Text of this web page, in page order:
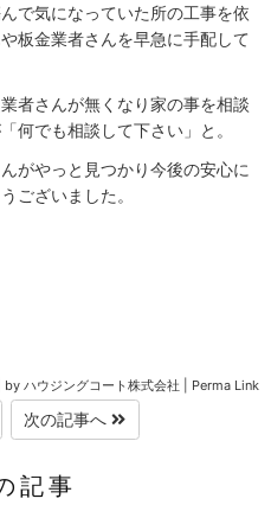
で気になっていた所の工事を依
板金業者さんを早急に手配して
者さんが無くなり家の事を相談
何でも相談して下さい」と。
がやっと見つかり今後の安心に
ございました。
by ハウジングコート株式会社 Perma Link
次の記事へ
記事